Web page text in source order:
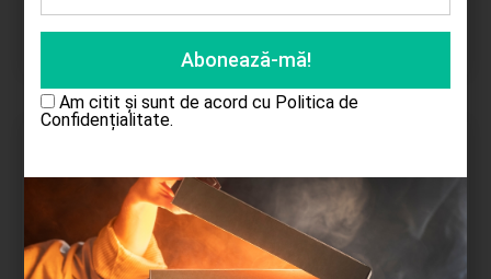
Adaugă în coș Adaugă în coș
Am citit și sunt de acord cu Politica de
Confidențialitate.